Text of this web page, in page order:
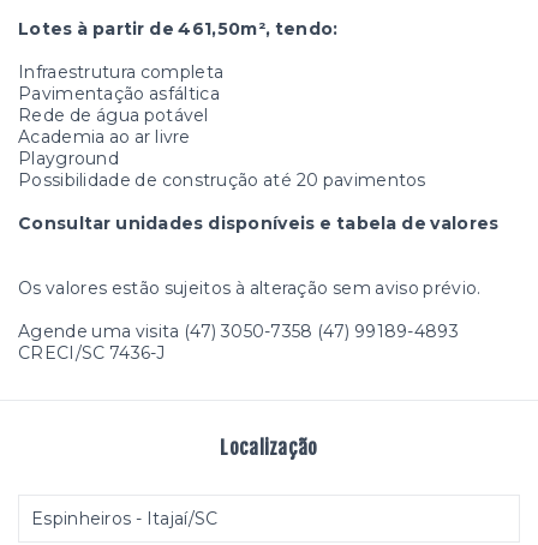
Lotes à partir de 461,50m², tendo:
Infraestrutura completa
Pavimentação asfáltica
Rede de água potável
Academia ao ar livre
Playground
Possibilidade de construção até 20 pavimentos
Consultar unidades disponíveis e tabela de valores
Os valores estão sujeitos à alteração sem aviso prévio.
Agende uma visita (47) 3050-7358 (47) 99189-4893
CRECI/SC 7436-J
Localização
Espinheiros - Itajaí/SC